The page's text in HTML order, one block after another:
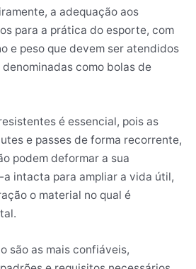
a adequação aos
para a prática do esporte, com
e peso que devem ser atendidos
denominadas como bolas de
é essencial, pois as
e passes de forma recorrente,
podem deformar a sua
intacta para ampliar a vida útil,
o material no qual é
são as mais confiáveis,